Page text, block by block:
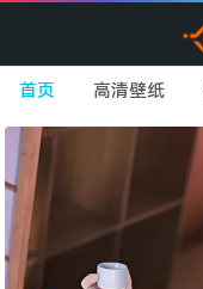
首页 高清壁纸